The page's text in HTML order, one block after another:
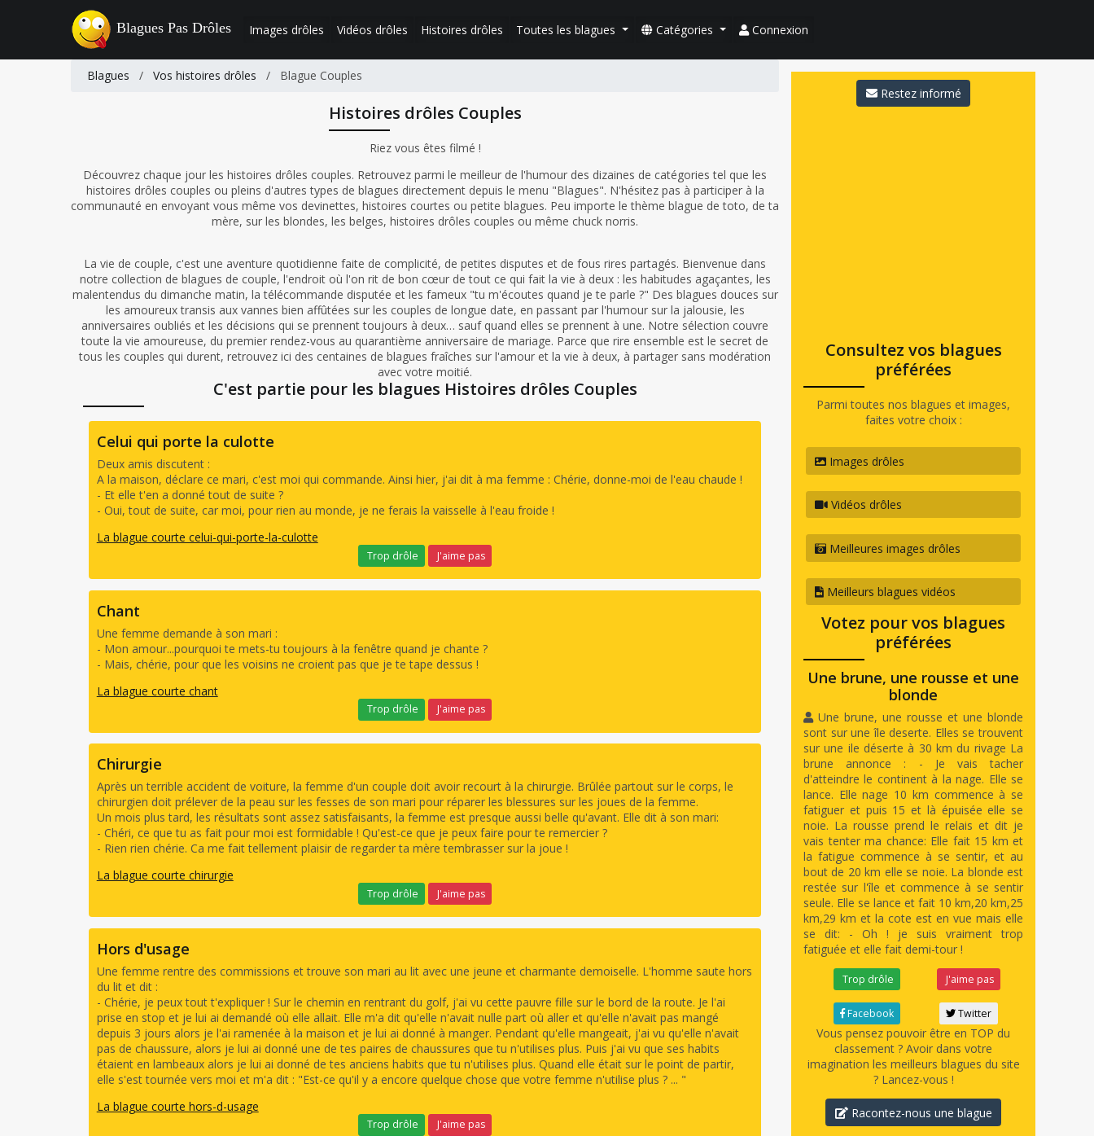
Blagues Pas Drôles Images drôles Vidéos drôles Histoires drôles Toutes les blagues Catégories Connexion
Blagues / Vos histoires drôles / Blague Couples
Histoires drôles Couples
Riez vous êtes filmé !
Découvrez chaque jour les histoires drôles couples. Retrouvez parmi le meilleur de l'humour des dizaines de catégories tel que les
histoires drôles couples ou pleins d'autres types de blagues directement depuis le menu "Blagues". N'hésitez pas à participer à la
communauté en envoyant vous même vos devinettes, histoires courtes ou petite blagues. Peu importe le thème blague de toto, de ta
mère, sur les blondes, les belges, histoires drôles couples ou même chuck norris.
La vie de couple, c'est une aventure quotidienne faite de complicité, de petites disputes et de fous rires partagés. Bienvenue dans
notre collection de blagues de couple, l'endroit où l'on rit de bon cœur de tout ce qui fait la vie à deux : les habitudes agaçantes, les
malentendus du dimanche matin, la télécommande disputée et les fameux "tu m'écoutes quand je te parle ?" Des blagues douces sur
les amoureux transis aux vannes bien affûtées sur les couples de longue date, en passant par l'humour sur la jalousie, les
anniversaires oubliés et les décisions qui se prennent toujours à deux… sauf quand elles se prennent à une. Notre sélection couvre
toute la vie amoureuse, du premier rendez-vous au quarantième anniversaire de mariage. Parce que rire ensemble est le secret de
tous les couples qui durent, retrouvez ici des centaines de blagues fraîches sur l'amour et la vie à deux, à partager sans modération
avec votre moitié.
C'est partie pour les blagues Histoires drôles Couples
Celui qui porte la culotte
Deux amis discutent :
A la maison, déclare ce mari, c'est moi qui commande. Ainsi hier, j'ai dit à ma femme : Chérie, donne-moi de l'eau chaude !
- Et elle t'en a donné tout de suite ?
- Oui, tout de suite, car moi, pour rien au monde, je ne ferais la vaisselle à l'eau froide !
La blague courte celui-qui-porte-la-culotte
Trop drôle J'aime pas
Chant
Une femme demande à son mari :
- Mon amour...pourquoi te mets-tu toujours à la fenêtre quand je chante ?
- Mais, chérie, pour que les voisins ne croient pas que je te tape dessus !
La blague courte chant
Trop drôle J'aime pas
Chirurgie
Après un terrible accident de voiture, la femme d'un couple doit avoir recourt à la chirurgie. Brûlée partout sur le corps, le
chirurgien doit prélever de la peau sur les fesses de son mari pour réparer les blessures sur les joues de la femme.
Un mois plus tard, les résultats sont assez satisfaisants, la femme est presque aussi belle qu'avant. Elle dit à son mari:
- Chéri, ce que tu as fait pour moi est formidable ! Qu'est-ce que je peux faire pour te remercier ?
- Rien rien chérie. Ca me fait tellement plaisir de regarder ta mère tembrasser sur la joue !
La blague courte chirurgie
Trop drôle J'aime pas
Hors d'usage
Une femme rentre des commissions et trouve son mari au lit avec une jeune et charmante demoiselle. L'homme saute hors
du lit et dit :
- Chérie, je peux tout t'expliquer ! Sur le chemin en rentrant du golf, j'ai vu cette pauvre fille sur le bord de la route. Je l'ai
prise en stop et je lui ai demandé où elle allait. Elle m'a dit qu'elle n'avait nulle part où aller et qu'elle n'avait pas mangé
depuis 3 jours alors je l'ai ramenée à la maison et je lui ai donné à manger. Pendant qu'elle mangeait, j'ai vu qu'elle n'avait
pas de chaussure, alors je lui ai donné une de tes paires de chaussures que tu n'utilises plus. Puis j'ai vu que ses habits
étaient en lambeaux alors je lui ai donné de tes anciens habits que tu n'utilises plus. Quand elle était sur le point de partir,
elle s'est tournée vers moi et m'a dit : "Est-ce qu'il y a encore quelque chose que votre femme n'utilise plus ? ... "
La blague courte hors-d-usage
Trop drôle J'aime pas
Restez informé
Consultez vos blagues
préférées
Parmi toutes nos blagues et images,
faites votre choix :
Images drôles
Vidéos drôles
Meilleures images drôles
Meilleurs blagues vidéos
Votez pour vos blagues
préférées
Une brune, une rousse et une
blonde
Une brune, une rousse et une blonde
sont sur une île deserte. Elles se trouvent
sur une ile déserte à 30 km du rivage La
brune annonce : - Je vais tacher
d'atteindre le continent à la nage. Elle se
lance. Elle nage 10 km commence à se
fatiguer et puis 15 et là épuisée elle se
noie. La rousse prend le relais et dit je
vais tenter ma chance: Elle fait 15 km et
la fatigue commence à se sentir, et au
bout de 20 km elle se noie. La blonde est
restée sur l'île et commence à se sentir
seule. Elle se lance et fait 10 km,20 km,25
km,29 km et la cote est en vue mais elle
se dit: - Oh ! je suis vraiment trop
fatiguée et elle fait demi-tour !
Trop drôle
Facebook
J'aime pas
Twitter
Vous pensez pouvoir être en TOP du
classement ? Avoir dans votre
imagination les meilleurs blagues du site
? Lancez-vous !
Racontez-nous une blague